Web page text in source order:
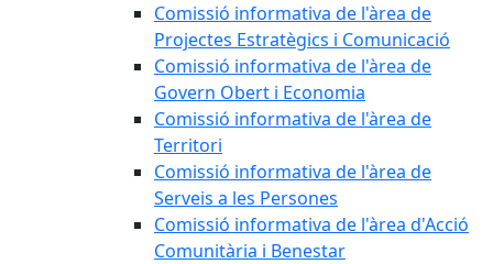
Comissió informativa de l'àrea de
Projectes Estratègics i Comunicació
Comissió informativa de l'àrea de
Govern Obert i Economia
Comissió informativa de l'àrea de
Territori
Comissió informativa de l'àrea de
Serveis a les Persones
Comissió informativa de l'àrea d'Acció
Comunitària i Benestar